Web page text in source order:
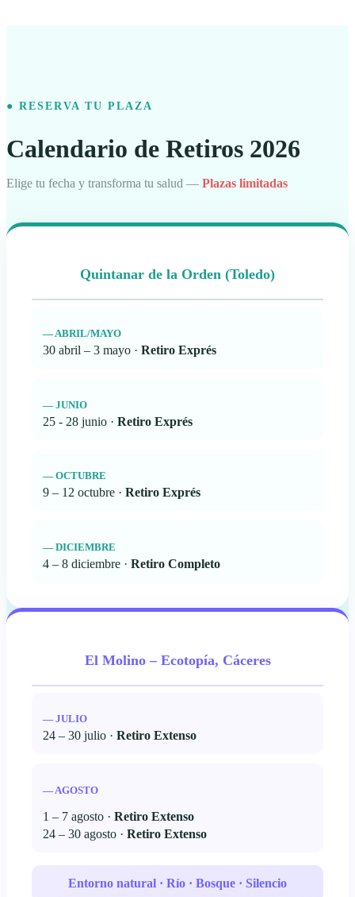
● RESERVA TU PLAZA
Calendario de Retiros 2026
Elige tu fecha y transforma tu salud — Plazas limitadas
Quintanar de la Orden (Toledo)
— ABRIL/MAYO
30 abril – 3 mayo · Retiro Exprés
— JUNIO
25 - 28 junio · Retiro Exprés
— OCTUBRE
9 – 12 octubre · Retiro Exprés
— DICIEMBRE
4 – 8 diciembre · Retiro Completo
El Molino – Ecotopía, Cáceres
— JULIO
24 – 30 julio · Retiro Extenso
— AGOSTO
1 – 7 agosto · Retiro Extenso
24 – 30 agosto · Retiro Extenso
Entorno natural · Río · Bosque · Silencio